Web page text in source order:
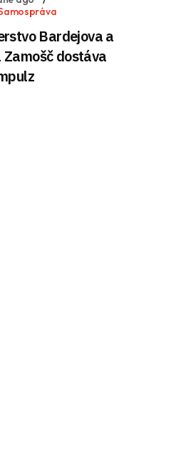
Bardejova a
Zamošč dostáva